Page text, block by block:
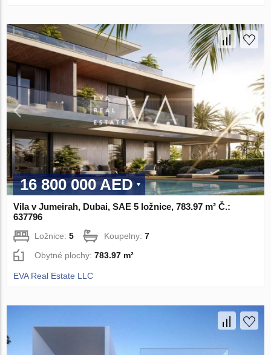
16 800 000 AED
Vila v Jumeirah, Dubai, SAE 5 ložnice, 783.97 m² Č.:
637796
Ložnice:5 Koupelny:7
Obytné plochy:783.97 m²
EVA Real Estate LLC